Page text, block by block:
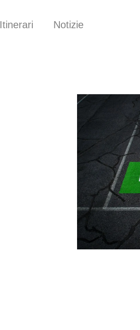
Itinerari Notizie